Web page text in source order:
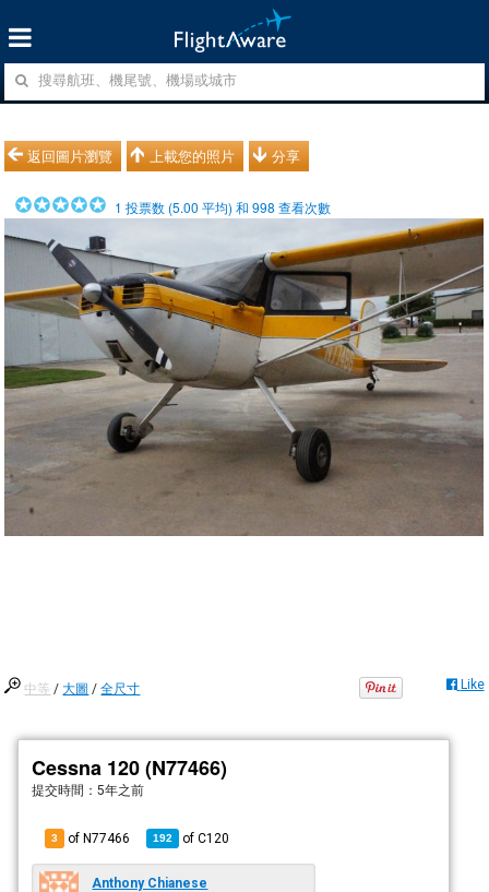
返回圖片瀏覽 上載您的照片 分享
1 投票数 (5.00 平均) 和998 查看次數
中等 /大圖 /全尺寸 Like
Cessna 120 (N77466)
提交時間：5年之前
3 of N77466 192 ofC120
Anthony Chianese